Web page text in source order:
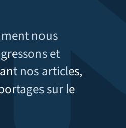
nous
et
nos articles,
sur le